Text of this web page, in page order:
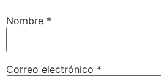
Nombre *
Correo electrónico *